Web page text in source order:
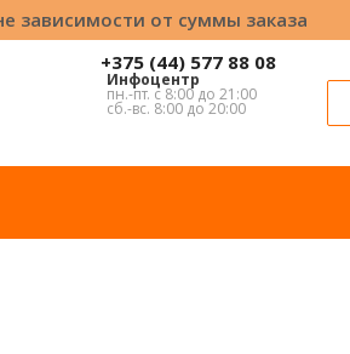
зависимости от суммы заказа
+375 (44) 577 88 08
Инфоцентр
пн.-пт. с 8:00 до 21:00
сб.-вс. 8:00 до 20:00